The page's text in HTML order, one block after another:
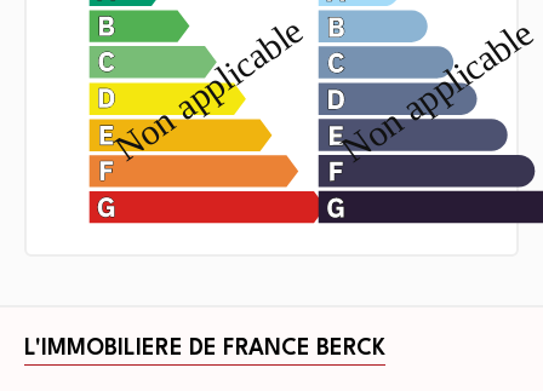
L'IMMOBILIERE DE FRANCE BERCK